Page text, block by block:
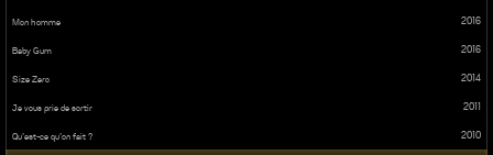
Mon homme 2016
Baby Gum 2016
Size Zero 2014
Je vous prie de sortir 2011
Qu’est-ce qu’on fait ? 2010